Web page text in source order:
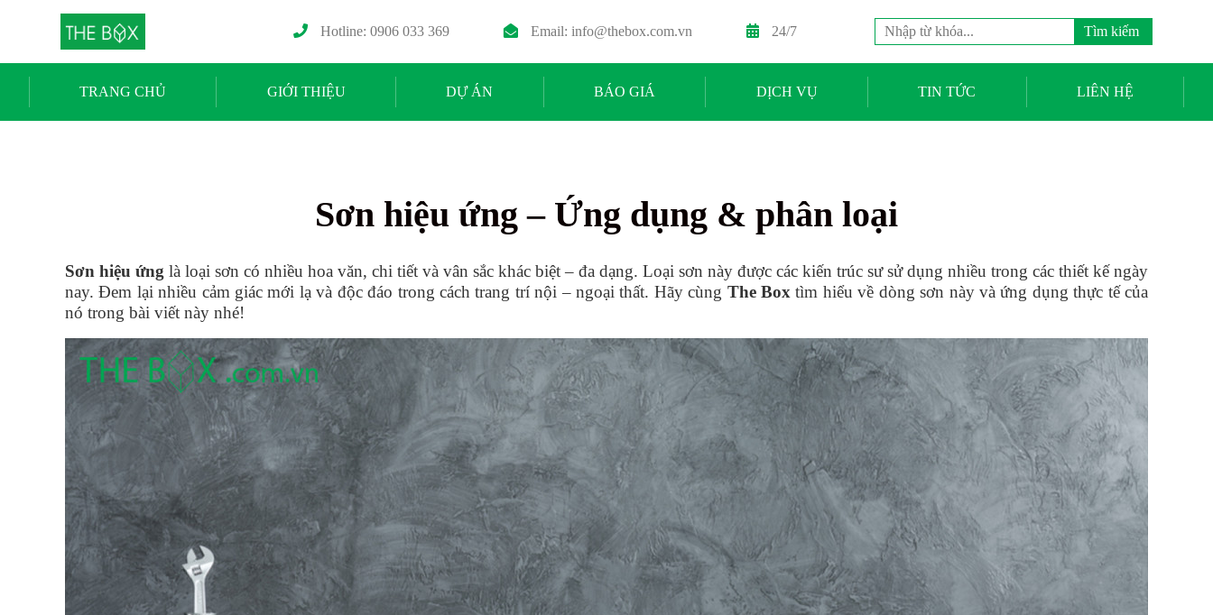
Hotline: 0906 033 369 Email:info@thebox.com.vn 24/7
Tìm
kiếm
cho:
TRANG CHỦ
GIỚI THIỆU DỰ ÁN BÁO GIÁ DỊCH VỤ TIN TỨC LIÊN HỆ
Sơn hiệu ứng – Ứng dụng & phân loại
Sơn hiệu ứng là loại sơn có nhiều hoa văn, chi tiết và vân sắc khác biệt – đa dạng. Loại sơn này được các kiến trúc sư sử dụng nhiều trong các thiết kế ngày
nay. Đem lại nhiều cảm giác mới lạ và độc đáo trong cách trang trí nội – ngoại thất. Hãy cùng The Box tìm hiểu về dòng sơn này và ứng dụng thực tế của
nó trong bài viết này nhé!